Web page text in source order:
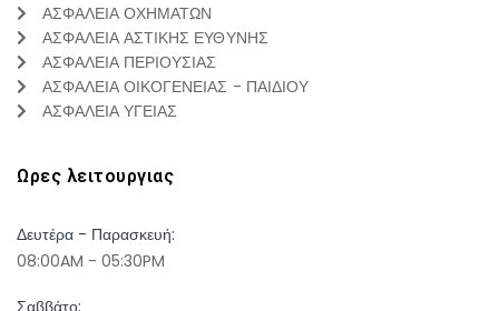
ΑΣΦΑΛΕΙΑ ΟΧΗΜΑΤΩΝ
ΑΣΦΑΛΕΙΑ ΑΣΤΙΚΗΣ ΕΥΘΥΝΗΣ
ΑΣΦΑΛΕΙΑ ΠΕΡΙΟΥΣΙΑΣ
ΑΣΦΑΛΕΙΑ ΟΙΚΟΓΕΝΕΙΑΣ - ΠΑΙΔΙΟΥ
ΑΣΦΑΛΕΙΑ ΥΓΕΙΑΣ
Ωρες λειτουργιας
Δευτέρα - Παρασκευή:
08:00AM - 05:30PM
Σαββάτο: